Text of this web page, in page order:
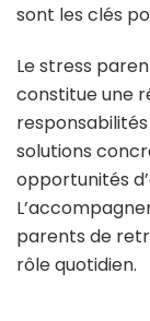
sont les clés
Le stress
constitue une
solutions
opportunités
parents de
rôle quotidien.